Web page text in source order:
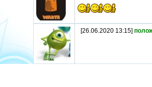
[26.06.2020 13:15]